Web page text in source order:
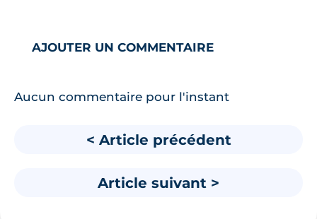
AJOUTER UN COMMENTAIRE
Aucun commentaire pour l'instant
< Article précédent
Article suivant >